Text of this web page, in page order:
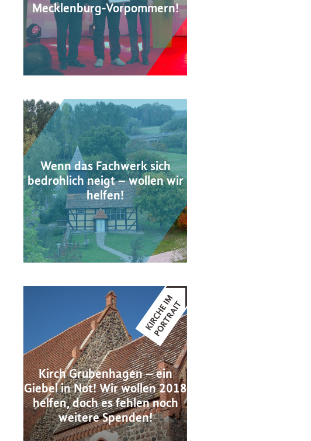
Mecklenburg-Vorpommern!
Wenn das Fachwerk sich
bedrohlich neigt – wollen wir
helfen!
Kirch Grubenhagen – ein
Giebel in Not! Wir wollen 2018
helfen, doch es fehlen noch
weitere Spenden!